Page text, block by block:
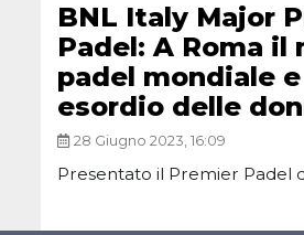
BNL Italy Major
Padel: A Roma il
padel mondiale
esordio delle
28 Giugno 2023, 16:09
Presentato il Premier Padel